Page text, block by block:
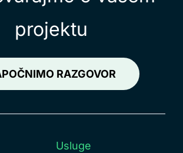
projektu
RAZGOVOR
Usluge